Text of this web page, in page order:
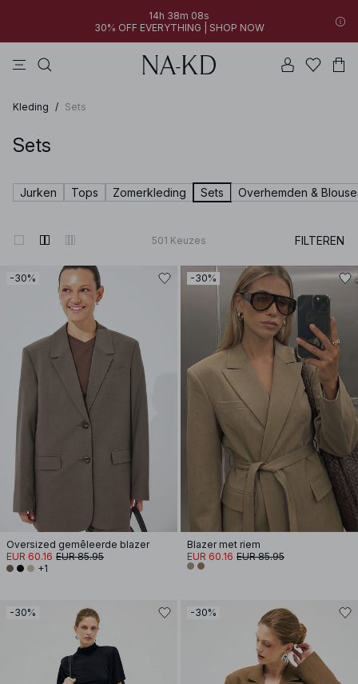
14h 38m 07s
30% OFF EVERYTHING | SHOP NOW
Kleding / Sets
Sets
Jurken Tops Zomerkleding Sets Overhemden &
501 Keuzes FILTEREN
-30%
Oversized gemêleerde blazer
EUR 60.16 EUR 85.95
+1
-30%
Blazer met riem
EUR 60.16 EUR 85.95
-30% -30%